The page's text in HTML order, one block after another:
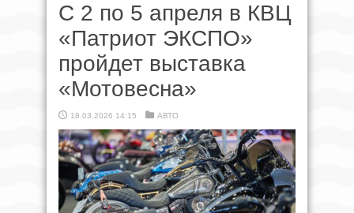
С 2 по 5 апреля в КВЦ
«Патриот ЭКСПО»
пройдет выставка
«Мотовесна»
18.03.2026 14:15 АВТО